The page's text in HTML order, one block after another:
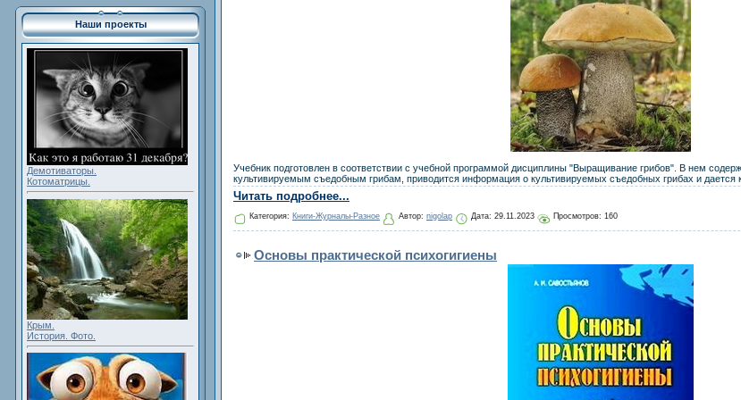
Наши проекты
Демотиваторы.
Котоматрицы.
Крым.
История. Фото.
Учебник подготовлен в соответствии с учебной программой дисциплины "Выращивание грибов". В нем
культивируемым съедобным грибам, приводится информация о культивируемых съедобных грибах и дается
Читать подробнее...
Категория: Книги-Журналы-Разное Автор: nigolap Дата: 29.11.2023 Просмотров: 160
Основы практической психогигиены